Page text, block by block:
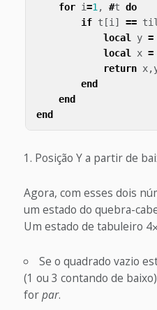
for i=1, #t do
if t [i] ==
local y =
local x =
return x,
end
end
end
Posição Y a partir de
Agora, com esses dois
um estado do quebra-
Um estado de tabuleiro
Se o quadrado vazio
(1 ou 3 contando de
forpar.